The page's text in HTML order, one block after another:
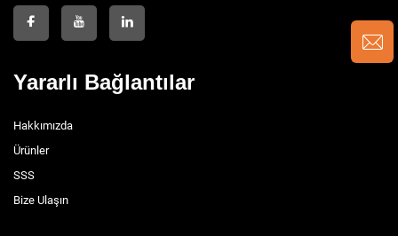
Yararlı Bağlantılar
Hakkımızda
Ürünler
SSS
Bize Ulaşın